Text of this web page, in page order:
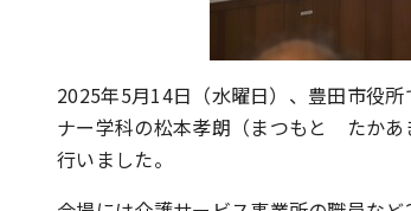
2025年5月14日（水曜日）、豊田市役
ナー学科の松本孝朗（まつもと たかあ
行いました。